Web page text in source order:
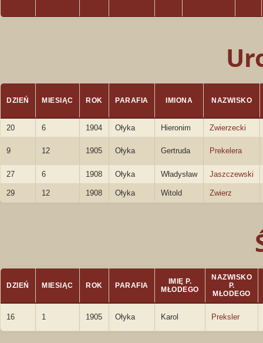
DZIEŃ MIESIĄC ROK PARAFIA IMIONA NAZWISKO
20 6 1904 Ołyka Hieronim Zwierzecki
9 12 1905 Ołyka Gertruda Prekelera
27 6 1908 Ołyka Władysław Jaszczewski
29 12 1908 Ołyka Witold Zwierz
DZIEŃ MIESIĄC ROK PARAFIA
IMIĘ P.
MŁODEGO
NAZWISKO
P.
MŁODEGO
16 1 1905 Ołyka Karol Preksler